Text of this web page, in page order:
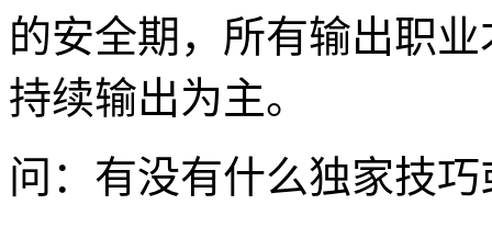
的安全期，所有输出职
持续输出为主。
问：有没有什么独家技